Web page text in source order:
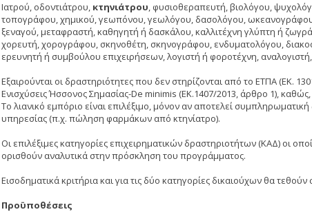
Ιατρού, οδοντιάτρου, κτηνιάτρου, φυσιοθεραπευτή, βιολόγου,
τοπογράφου, χημικού, γεωπόνου, γεωλόγου, δασολόγου,
ξεναγού, μεταφραστή, καθηγητή ή δασκάλου, καλλιτέχνη γλύπτη ή
χορευτή, χορογράφου, σκηνοθέτη, σκηνογράφου, ενδυματολόγου,
ερευνητή ή συμβούλου επιχειρήσεων, λογιστή ή φοροτέχνη,
Εξαιρούνται οι δραστηριότητες που δεν στηρίζονται από το ΕΤΠΑ (ΕΚ.
Ενισχύσεις Ήσσονος Σημασίας-De minimis (ΕΚ.1407/2013, άρθρο 1), καθώς,
Το λιανικό εμπόριο είναι επιλέξιμο, μόνον αν αποτελεί
υπηρεσίας (π.χ. πώληση φαρμάκων από κτηνίατρο).
Οι επιλέξιμες κατηγορίες επιχειρηματικών δραστηριοτήτων (ΚΑΔ) οι
ορισθούν αναλυτικά στην πρόσκληση του προγράμματος.
Εισοδηματικά κριτήρια και για τις δύο κατηγορίες δικαιούχων θα
Προϋποθέσεις